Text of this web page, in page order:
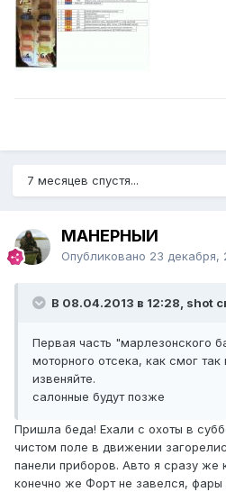
7 месяцев спустя...
МАНЕРНЫЙ
Опубликовано 23 декабря,
В 08.04.2013 в 12:28, shot
Первая часть "марлезонского
моторного отсека, как смог так
извеняйте.
салонные будут позже
Пришла беда! Ехали с охоты в
чистом поле в движении
панели приборов. Авто я сразу же
конечно же Форт не завелся, фары